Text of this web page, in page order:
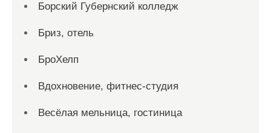
Борский Губернский колледж
Бриз, отель
БроХелп
Вдохновение, фитнес-студия
Весёлая мельница, гостиница